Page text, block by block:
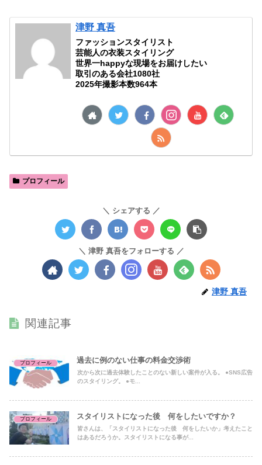
津野 真吾
ファッションスタイリスト
芸能人の衣装スタイリング
世界一happyな現場をお届けしたい
取引のある会社1080社
2025年撮影本数964本
プロフィール
シェアする
津野 真吾をフォローする
津野 真吾
関連記事
プロフィール 過去に例のない仕事の料金交渉術
次から次に過去体験したことのない新しい案件が入る。 ●SNS広告
のスタイリング。 ●モ...
プロフィール スタイリストになった後 何をしたいですか？
皆さんは、「スタイリストになった後 何をしたいか」考えたこと
はあるだろうか。スタイリストになる事が...